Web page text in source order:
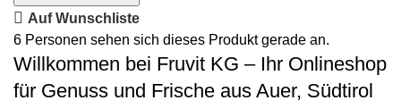
Auf Wunschliste
6 Personen sehen sich dieses Produkt gerade an.
Willkommen bei Fruvit KG – Ihr Onlineshop
für Genuss und Frische aus Auer, Südtirol